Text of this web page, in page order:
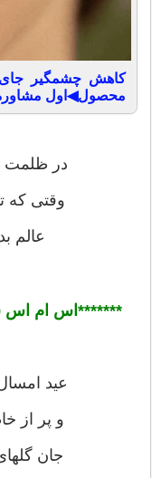
محصول◀اول مشاوره
در ظلمت
وقتی که
عالم
*******اس ام
عید
و پر از
جان